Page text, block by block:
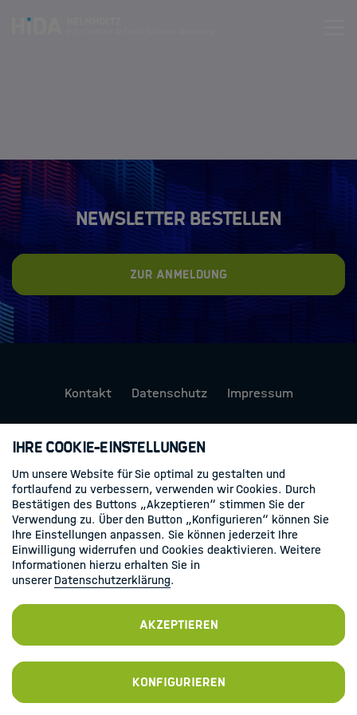
Zum Inhalt springen
Data Science Kurse
KI-Kompetenz Training
Course Catalog
KI in Verwaltung & Management
HIDA Events
HPC Trainings in Helmholtz
Research Schools
Mobilität
HIDA
Jobs
Newsletter bestellen
Zur Anmeldung
Kontakt Datenschutz Impressum
Folgen Sie uns
Linkedin
Ihre Cookie-Einstellungen
Um unsere Website für Sie optimal zu gestalten und
fortlaufend zu verbessern, verwenden wir Cookies. Durch
Bestätigen des Buttons „Akzeptieren“ stimmen Sie der
Verwendung zu. Über den Button „Konfigurieren“ können Sie
Ihre Einstellungen anpassen. Sie können jederzeit Ihre
Einwilligung widerrufen und Cookies deaktivieren. Weitere
Informationen hierzu erhalten Sie in
unsererDatenschutzerklärung.
Akzeptieren
Konfigurieren